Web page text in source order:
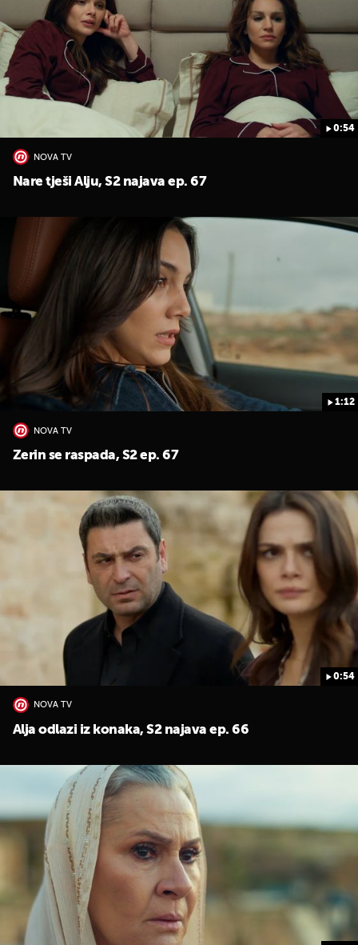
0:54
NOVA TV
Nare tješi Alju, S2 najava ep. 67
1:12
NOVA TV
Zerin se raspada, S2 ep. 67
0:54
NOVA TV
Alja odlazi iz konaka, S2 najava ep. 66